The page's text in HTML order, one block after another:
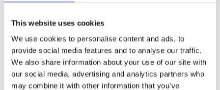
This website uses cookies
We use cookies to personalise content and ads, to
provide social media features and to analyse our traffic.
We also share information about your use of our site with
our social media, advertising and analytics partners who
may combine it with other information that you’ve
Vedligeholdelse og pleje af Lavabo stålvaske